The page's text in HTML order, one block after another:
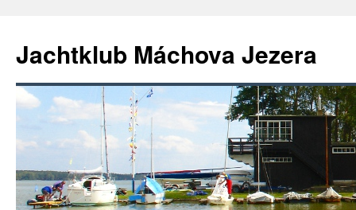
Jachtklub Máchova Jezera